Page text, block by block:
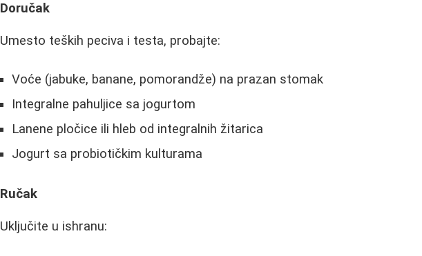
Doručak
Umesto teških peciva i testa, probajte:
Voće (jabuke, banane, pomorandže) na prazan stomak
Integralne pahuljice sa jogurtom
Lanene pločice ili hleb od integralnih žitarica
Jogurt sa probiotičkim kulturama
Ručak
Uključite u ishranu: